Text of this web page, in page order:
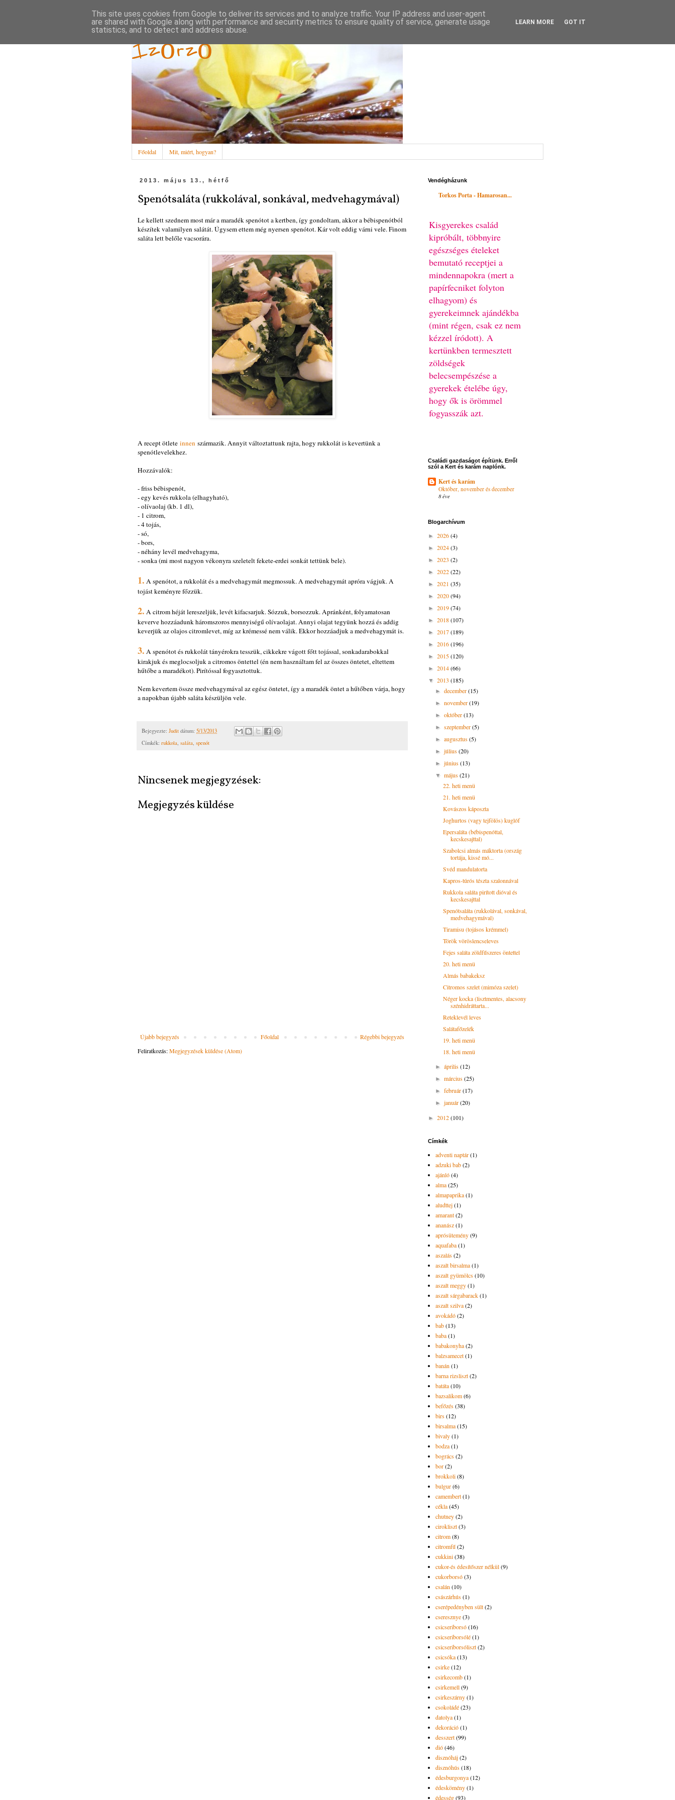
Ízőrző
Főoldal Mit, miért, hogyan?
2013. május 13., hétfő
Spenótsaláta (rukkolával, sonkával, medvehagymával)
Le kellett szednem most már a maradék spenótot a kertben, így gondoltam, akkor a bébispenótból
készítek valamilyen salátát. Úgysem ettem még nyersen spenótot. Kár volt eddig várni vele. Finom
saláta lett belőle vacsorára.
A recept ötlete innen származik. Annyit változtattunk rajta, hogy rukkolát is kevertünk a
spenótlevelekhez.
Hozzávalók:
- friss bébispenót,
- egy kevés rukkola (elhagyható),
- olívaolaj (kb. 1 dl),
- 1 citrom,
- 4 tojás,
- só,
- bors,
- néhány levél medvehagyma,
- sonka (mi most nagyon vékonyra szeletelt fekete-erdei sonkát tettünk bele).
1. A spenótot, a rukkolát és a medvehagymát megmossuk. A medvehagymát apróra vágjuk. A
tojást keményre főzzük.
2. A citrom héját lereszeljük, levét kifacsarjuk. Sózzuk, borsozzuk. Apránként, folyamatosan
keverve hozzáadunk háromszoros mennyiségű olívaolajat. Annyi olajat tegyünk hozzá és addig
keverjük az olajos citromlevet, míg az krémessé nem válik. Ekkor hozzáadjuk a medvehagymát is.
3. A spenótot és rukkolát tányérokra tesszük, cikkekre vágott főtt tojással, sonkadarabokkal
kirakjuk és meglocsoljuk a citromos öntettel (én nem használtam fel az összes öntetet, eltettem
hűtőbe a maradékot). Pirítóssal fogyasztottuk.
Nem kevertem össze medvehagymával az egész öntetet, így a maradék öntet a hűtőben várja, hogy
a napokban újabb saláta készüljön vele.
Bejegyezte: Judit dátum: 5/13/2013
Címkék: rukkola, saláta, spenót
Nincsenek megjegyzések:
Megjegyzés küldése
Újabb bejegyzés Régebbi bejegyzés
Főoldal
Feliratkozás:Megjegyzések küldése (Atom)
Vendégházunk
Torkos Porta - Hamarosan...
Kisgyerekes család
kipróbált, többnyire
egészséges ételeket
bemutató receptjei a
mindennapokra (mert a
papírfecniket folyton
elhagyom) és
gyerekeimnek ajándékba
(mint régen, csak ez nem
kézzel íródott). A
kertünkben termesztett
zöldségek
belecsempészése a
gyerekek ételébe úgy,
hogy ők is örömmel
fogyasszák azt.
Családi gazdaságot építünk. Erről
szól a Kert és karám naplónk.
Kert és karám
Október, november és december
8 éve
Blogarchívum
► 2026(4)
► 2024(3)
► 2023 (2)
► 2022(22)
► 2021 (35)
► 2020(94)
► 2019(74)
► 2018(107)
► 2017(189)
► 2016(196)
► 2015(120)
► 2014(66)
▼ 2013 (185)
►december(15)
►november(19)
►október(13)
►szeptember(5)
►augusztus(5)
►július(20)
►június(13)
▼május(21)
22. heti menü
21. heti menü
Kovászos káposzta
Joghurtos (vagy tejfölös) kuglóf
Epersaláta (bébispenóttal,
kecskesajttal)
Szabolcsi almás máktorta (ország
tortája, kissé mó...
Svéd mandulatorta
Kapros-túrós tészta szalonnával
Rukkola saláta pirított dióval és
kecskesajttal
Spenótsaláta (rukkolával, sonkával,
medvehagymával)
Tiramisu (tojásos krémmel)
Török vöröslencseleves
Fejes saláta zöldfűszeres öntettel
20. heti menü
Almás babakeksz
Citromos szelet (mimóza szelet)
Néger kocka (lisztmentes, alacsony
szénhidráttarta...
Reteklevél leves
Salátafőzelék
19. heti menü
18. heti menü
►április(12)
►március(25)
►február(17)
►január(20)
► 2012(101)
Címkék
adventi naptár(1)
adzuki bab(2)
ajánló(4)
alma(25)
almapaprika(1)
aludttej(1)
amarant(2)
ananász(1)
aprósütemény(9)
aquafaba(1)
aszalás(2)
aszalt birsalma(1)
aszalt gyümölcs(10)
aszalt meggy(1)
aszalt sárgabarack(1)
aszalt szilva(2)
avokádó(2)
bab(13)
baba(1)
babakonyha(2)
balzsamecet(1)
banán(1)
barna rizsliszt(2)
batáta(10)
bazsalikom(6)
befőzés(38)
birs(12)
birsalma(15)
bivaly(1)
bodza(1)
bogrács(2)
bor(2)
brokkoli(8)
bulgur(6)
camembert(1)
cékla(45)
chutney(2)
cirokliszt(3)
citrom(8)
citromfű(2)
cukkini(38)
cukor-és édesítőszer nélkül(9)
cukorborsó(3)
csalán(10)
császárhús(1)
cserépedényben sült(2)
cseresznye(3)
csicseriborsó(16)
csicseriborsólé(1)
csicseriborsóliszt(2)
csicsóka(13)
csirke(12)
csirkecomb(1)
csirkemell(9)
csirkeszárny(1)
csokoládé(23)
datolya(1)
dekoráció(1)
desszert(99)
dió(46)
disznóháj(2)
disznóhús(18)
édesburgonya(12)
édeskömény(1)
édesség(93)
This site uses cookies from Google to deliver its services and to analyze traffic. Your IP address and user-agent
are shared with Google along with performance and security metrics to ensure quality of service, generate usage
statistics, and to detect and address abuse.
LEARN MORE GOT IT